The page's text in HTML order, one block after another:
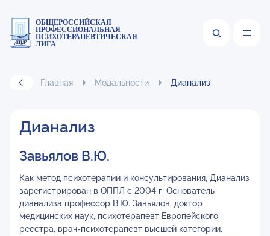
ОБЩЕРОССИЙСКАЯ
ПРОФЕССИОНАЛЬНАЯ
ПСИХОТЕРАПЕВТИЧЕСКАЯ
ЛИГА
Главная Модальности Дианализ
Дианализ
Завьялов В.Ю.
Как метод психотерапии и консультирования, Дианализ
зарегистрирован в ОППЛ с 2004 г. Основатель
дианализа профессор В.Ю. Завьялов, доктор
медицинских наук, психотерапевт Европейского
реестра, врач-психотерапевт высшей категории,